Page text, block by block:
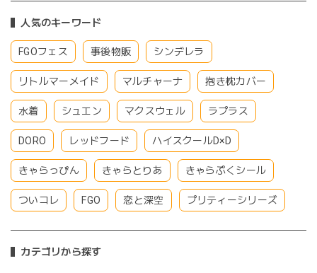
人気のキーワード
FGOフェス 事後物販 シンデレラ
リトルマーメイド マルチャーナ 抱き枕カバー
水着 シュエン マクスウェル ラプラス
DORO レッドフード ハイスクールD×D
きゃらっぴん きゃらとりあ きゃらぷくシール
ついコレ FGO 恋と深空 プリティーシリーズ
カテゴリから探す